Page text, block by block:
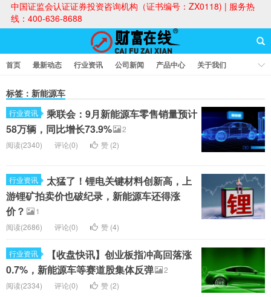
中国证监会认证证券投资咨询机构（证书编号：ZX0118) | 服务热
线：400-636-8688
财富在线
首页 最新动态 行业资讯 公司新闻 产品中心
关于我们
财富论坛
标签：新能源车
行业资讯
乘联会：9月新能源车零售销量预计
58万辆，同比增长73.9%
2
阅读(2340)
评论(0) 赞 (2)
行业资讯
太猛了！锂电关键材料创新高，上
游锂矿拍卖价也破纪录，新能源车还得涨
价？
1
阅读(2686)
评论(0) 赞 (4)
行业资讯
【收盘快讯】创业板指冲高回落涨
0.7%，新能源车等赛道股集体反弹
2
阅读(2334)
评论(0) 赞 (2)